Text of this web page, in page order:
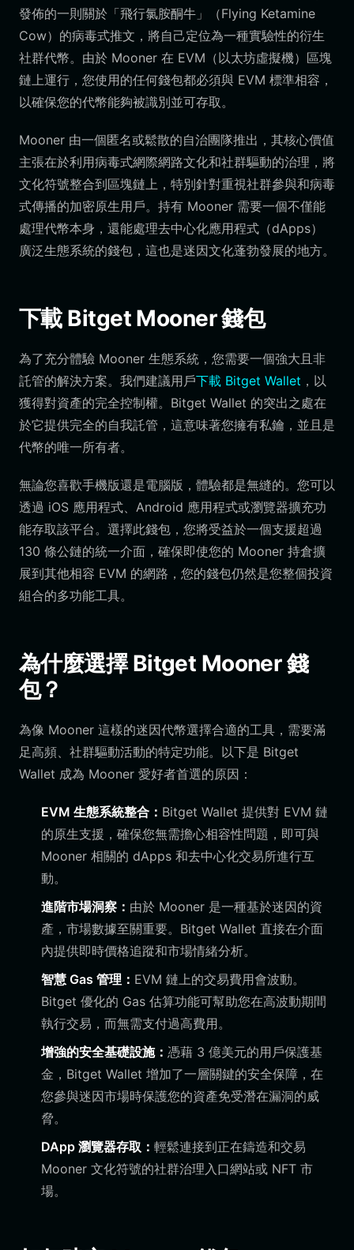
發佈的一則關於「飛行氯胺酮牛」（Flying Ketamine
Cow）的病毒式推文，將自己定位為一種實驗性的衍生
社群代幣。由於 Mooner 在 EVM（以太坊虛擬機）區塊
鏈上運行，您使用的任何錢包都必須與 EVM 標準相容，
以確保您的代幣能夠被識別並可存取。
Mooner 由一個匿名或鬆散的自治團隊推出，其核心價值
主張在於利用病毒式網際網路文化和社群驅動的治理，將
文化符號整合到區塊鏈上，特別針對重視社群參與和病毒
式傳播的加密原生用戶。持有 Mooner 需要一個不僅能
處理代幣本身，還能處理去中心化應用程式（dApps）
廣泛生態系統的錢包，這也是迷因文化蓬勃發展的地方。
下載 Bitget Mooner 錢包
為了充分體驗 Mooner 生態系統，您需要一個強大且非
託管的解決方案。我們建議用戶下載 Bitget Wallet ，以
獲得對資產的完全控制權。Bitget Wallet 的突出之處在
於它提供完全的自我託管，這意味著您擁有私鑰，並且是
代幣的唯一所有者。
無論您喜歡手機版還是電腦版，體驗都是無縫的。您可以
透過 iOS 應用程式、Android 應用程式或瀏覽器擴充功
能存取該平台。選擇此錢包，您將受益於一個支援超過
130 條公鏈的統一介面，確保即使您的 Mooner 持倉擴
展到其他相容 EVM 的網路，您的錢包仍然是您整個投資
組合的多功能工具。
為什麼選擇 Bitget Mooner 錢
包？
為像 Mooner 這樣的迷因代幣選擇合適的工具，需要滿
足高頻、社群驅動活動的特定功能。以下是 Bitget
Wallet 成為 Mooner 愛好者首選的原因：
EVM 生態系統整合： Bitget Wallet 提供對 EVM 鏈
的原生支援，確保您無需擔心相容性問題，即可與
Mooner 相關的 dApps 和去中心化交易所進行互
動。
進階市場洞察： 由於 Mooner 是一種基於迷因的資
產，市場數據至關重要。Bitget Wallet 直接在介面
內提供即時價格追蹤和市場情緒分析。
智慧 Gas 管理： EVM 鏈上的交易費用會波動。
Bitget 優化的 Gas 估算功能可幫助您在高波動期間
執行交易，而無需支付過高費用。
增強的安全基礎設施： 憑藉 3 億美元的用戶保護基
金，Bitget Wallet 增加了一層關鍵的安全保障，在
您參與迷因市場時保護您的資產免受潛在漏洞的威
脅。
DApp 瀏覽器存取： 輕鬆連接到正在鑄造和交易
Mooner 文化符號的社群治理入口網站或 NFT 市
場。